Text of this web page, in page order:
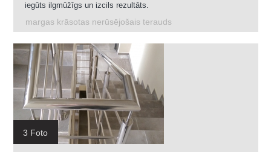
iegūts ilgmūžīgs un izcils rezultāts.
margas krāsotas nerūsējošais terauds
3 Foto